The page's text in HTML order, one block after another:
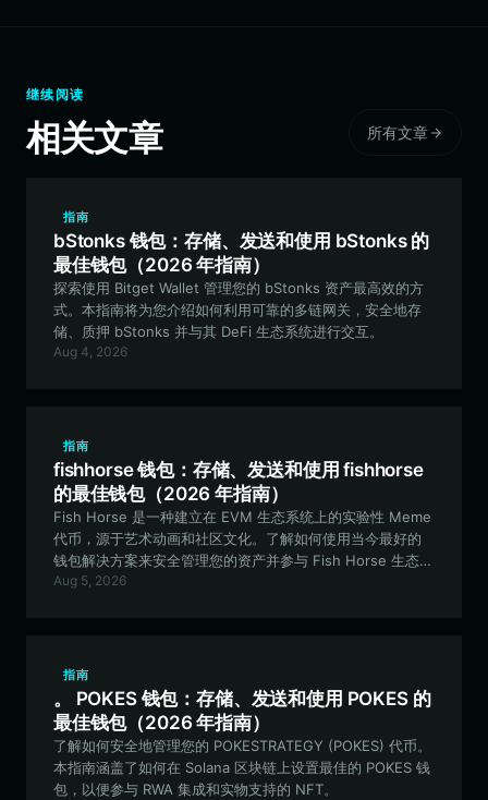
继续阅读
相关文章 所有文章
指南
bStonks 钱包：存储、发送和使用 bStonks 的
最佳钱包（2026 年指南）
探索使用 Bitget Wallet 管理您的 bStonks 资产最高效的方
式。本指南将为您介绍如何利用可靠的多链网关，安全地存
储、质押 bStonks 并与其 DeFi 生态系统进行交互。
Aug 4, 2026
指南
fishhorse 钱包：存储、发送和使用 fishhorse
的最佳钱包（2026 年指南）
Fish Horse 是一种建立在 EVM 生态系统上的实验性 Meme
代币，源于艺术动画和社区文化。了解如何使用当今最好的
钱包解决方案来安全管理您的资产并参与 Fish Horse 生态系
统。
Aug 5, 2026
指南
。 POKES 钱包：存储、发送和使用 POKES 的
最佳钱包（2026 年指南）
了解如何安全地管理您的 POKESTRATEGY (POKES) 代币。
本指南涵盖了如何在 Solana 区块链上设置最佳的 POKES 钱
包，以便参与 RWA 集成和实物支持的 NFT。